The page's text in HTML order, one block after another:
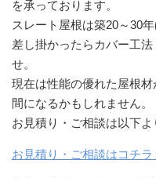
を承っております。
スレート屋根は築20～30
差し掛かったらカバー工
せ。
現在は性能の優れた屋根
間になるかもしれません。
お見積り・ご相談は以下よ
お見積り・ご相談はコチラ